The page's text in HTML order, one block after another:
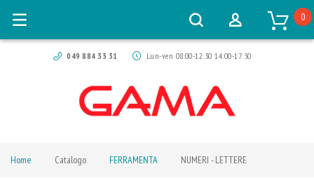
049 884 33 31 Lun-ven 08:00-12:30 14:00-17:30
0
Home Catalogo FERRAMENTA NUMERI - LETTERE